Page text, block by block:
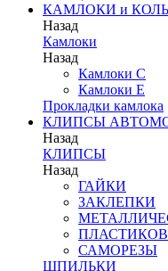
КАМЛОКИ и
Назад
Камлоки
Назад
Камлоки C
Камлоки Е
Прокладки камлока
КЛИПСЫ
Назад
КЛИПСЫ
Назад
ГАЙКИ
ЗАКЛЕПКИ
САМОРЕЗЫ
ШПИЛЬКИ